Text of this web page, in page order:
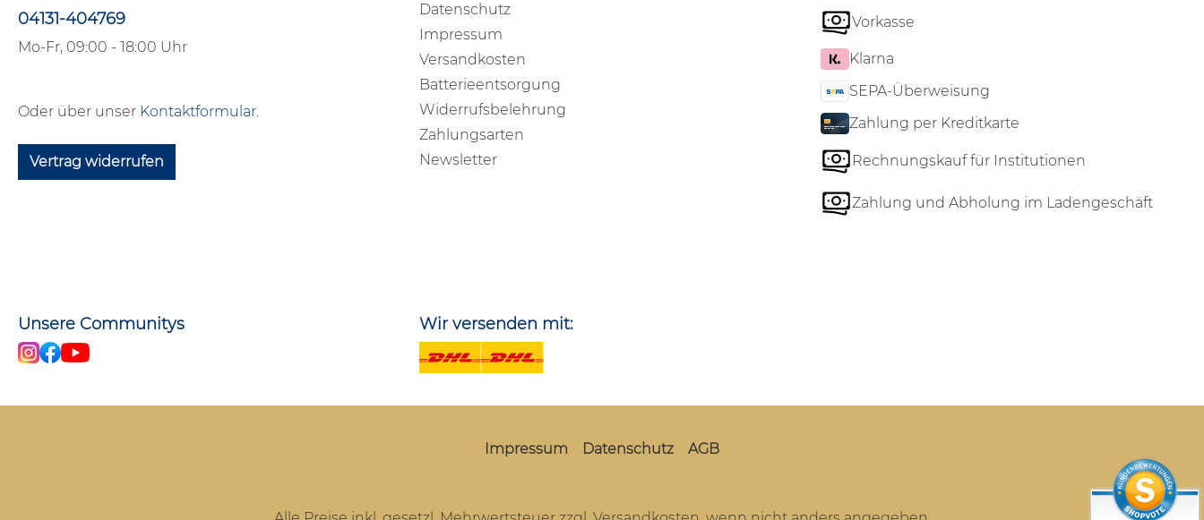
04131-404769
Mo-Fr, 09:00 - 18:00 Uhr
Oder über unser Kontaktformular.
Vertrag widerrufen
Datenschutz
Impressum
Versandkosten
Batterieentsorgung
Widerrufsbelehrung
Zahlungsarten
Newsletter
Vorkasse
Klarna
SEPA-Überweisung
Zahlung per Kreditkarte
Rechnungskauf für Institutionen
Zahlung und Abholung im Ladengeschäft
Unsere Communitys Wir versenden mit:
Impressum Datenschutz AGB